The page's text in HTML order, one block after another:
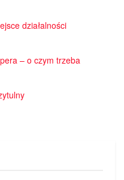
działalności
– o czym trzeba